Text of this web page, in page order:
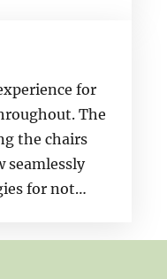
for
The
the chairs
seamlessly
for not